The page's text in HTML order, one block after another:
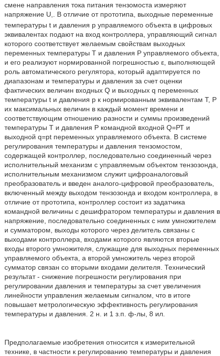
смене направления тока питания тензомоста измеряют
напряжение U-
. В отличие от прототипа, выходные переменные
температуры t и давления р управляемого объекта в цифровых
эквивалентах подают на вход контроллера, управляющий сигнал
которого соответствует желаемым свойствам выходных
переменных температуры Т и давления Р управляемого объекта,
и его реализуют нормированной погрешностью ε, выполняющей
роль автоматического регулятора, который адаптируется по
диапазонам и температуры и давления за счет оценки
фактических величин входных Q и выходных q переменных
температуры t и давления р к нормированным эквивалентам Т, Р
их максимальных величин в каждый момент времени и
соответствующим отношению разности и суммы произведений
температуры T и давления Р командной входной Q=РТ и
выходной q=pt переменных управляемого объекта. В системе
регулирования температуры и давления тензомостом,
содержащей контроллер, последовательно соединенный через
исполнительный механизм с управляемым объектом тензозонда,
исполнительным механизмом служит цифроаналоговый
преобразователь и введен аналого-цифровой преобразователь,
включенный между выходом тензозонда и входом контроллера, в
отличие от прототипа, контроллер состоит из задатчика
командной величины с дешифратором температуры и давления в
напряжение, последовательно соединенных с ним умножителем
и сумматором, выходы которого через делитель связаны с
выходами контроллера, входами которого являются вторые
входы второго умножителя, служащие для выходных переменных
управляемого объекта, а второй умножитель через второй
сумматор связан со вторыми входами делителя. Технический
результат - снижение погрешности регулирования при
регулировании давления и температуры за счет увеличения
линейности управления желаемым сигналом, что в итоге
повышает метрологическую эффективность регулирования
температуры и давления. 2 н. и 1 з.п. ф-лы, 8 ил.
Предполагаемые изобретения относится к измерительной
технике, в частности к регулированию температуры и давления